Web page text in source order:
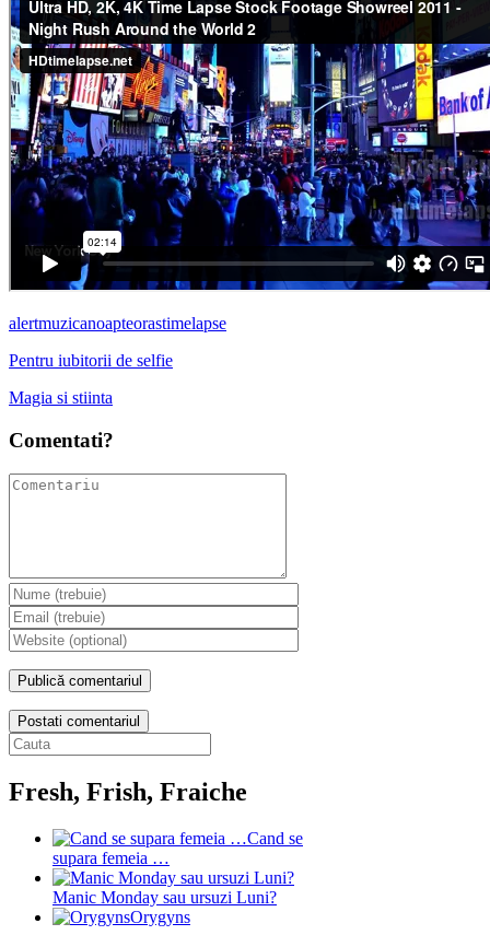
alertmuzicanoapteorastimelapse
Pentru iubitorii de selfie
Magia si stiinta
Comentati?
Postati comentariul
Fresh, Frish, Fraiche
Cand se
supara femeia …
Manic Monday sau ursuzi Luni?
Orygyns